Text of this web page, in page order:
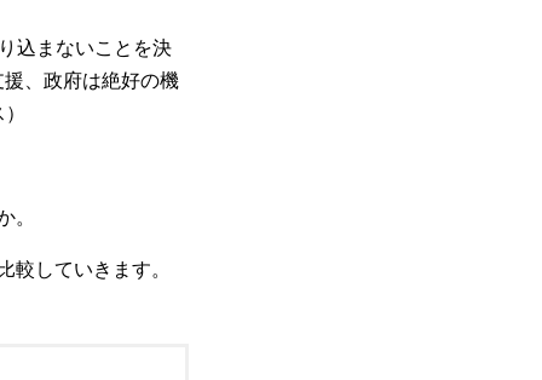
込まないことを決
、政府は絶好の機
していきます。